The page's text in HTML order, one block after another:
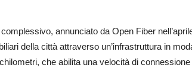
annunciato da Open Fiber
della città attraverso un’infrastruttura in
che abilita una velocità di